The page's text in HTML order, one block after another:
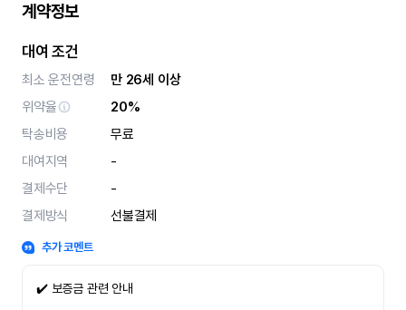
계약정보
대여 조건
최소 운전연령
만 26세 이상
위약율
20%
탁송비용
무료
대여지역
-
결제수단
-
결제방식
선불결제
추가 코멘트
✔️ 보증금 관련 안내